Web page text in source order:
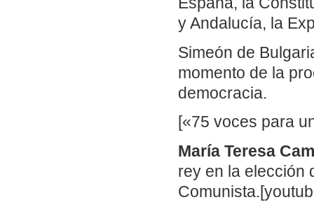
y Andalucía, la
Simeón de
momento de la
democracia.
[«75 voces para
María Teresa
rey en la elección